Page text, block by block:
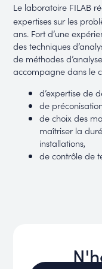
Le laboratoire FILAB
expertises sur les
ans. Fort d’une
des techniques
de méthodes
accompagne dans le
d’expertise de
de
de choix des
maîtriser la
installations,
de contrôle de